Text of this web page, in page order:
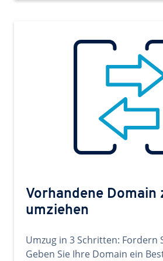
Vorhandene Domain
umziehen
Umzug in 3 Schritten: Fordern
Geben Sie Ihre Domain ein